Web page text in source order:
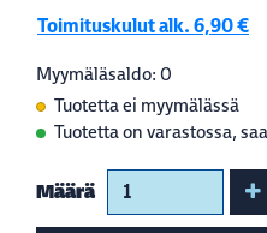
Toimituskulut alk. 6,90 €
Myymäläsaldo: 0
Tuotetta ei myymälässä
Tuotetta on varastossa,
Määrä